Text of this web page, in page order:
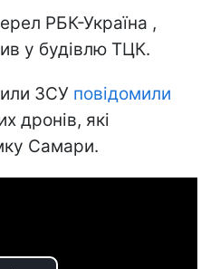
РБК-Україна ,
у будівлю ТЦК.
ЗСУ повідомили
дронів, які
Самари.